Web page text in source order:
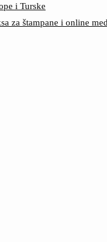
i Turske
za štampane i online